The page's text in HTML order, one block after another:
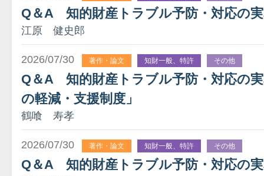
Q＆A 知的財産トラブル予防・対応の
江原 健史郎
2026/07/30 著作・論文 知財一般、特許 その他
Q＆A 知的財産トラブル予防・対応の
の軽減・支援制度」
鶴喰 寿孝
2026/07/30 著作・論文 知財一般、特許 その他
Q＆A 知的財産トラブル予防・対応の